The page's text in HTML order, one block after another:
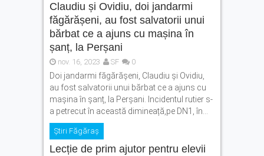
Claudiu și Ovidiu, doi jandarmi
făgărășeni, au fost salvatorii unui
bărbat ce a ajuns cu mașina în
șanț, la Perșani
nov. 16, 2023 SF 0
Doi jandarmi făgărășeni, Claudiu și Ovidiu,
au fost salvatorii unui bărbat ce a ajuns cu
mașina în șanț, la Perșani. Incidentul rutier s-
a petrecut în această dimineață,pe DN1, în...
Știri Făgăraș
Lecție de prim ajutor pentru elevii